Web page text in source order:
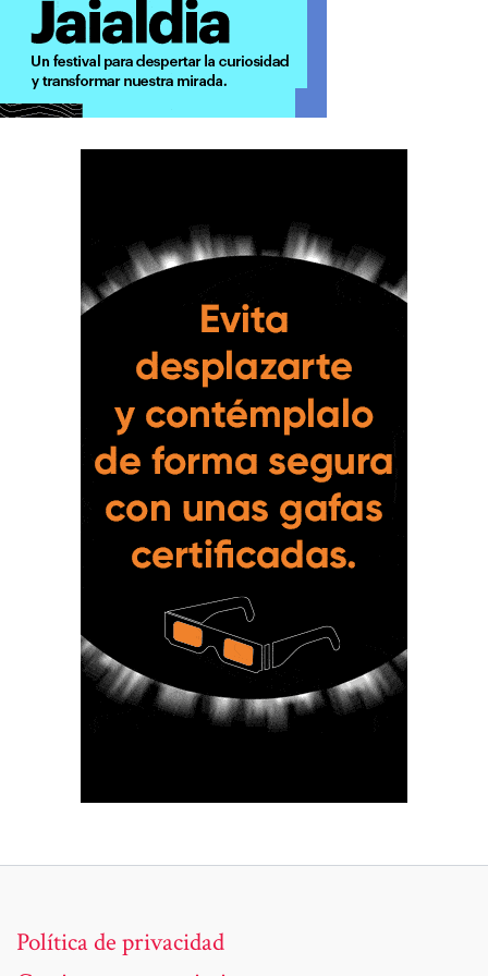
Política de privacidad